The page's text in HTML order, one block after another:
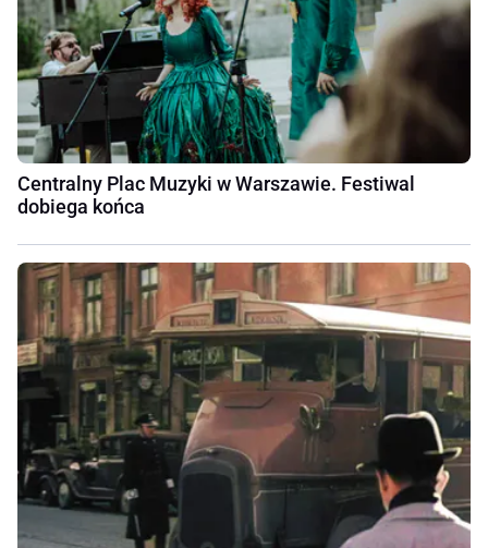
Centralny Plac Muzyki w Warszawie. Festiwal
dobiega końca